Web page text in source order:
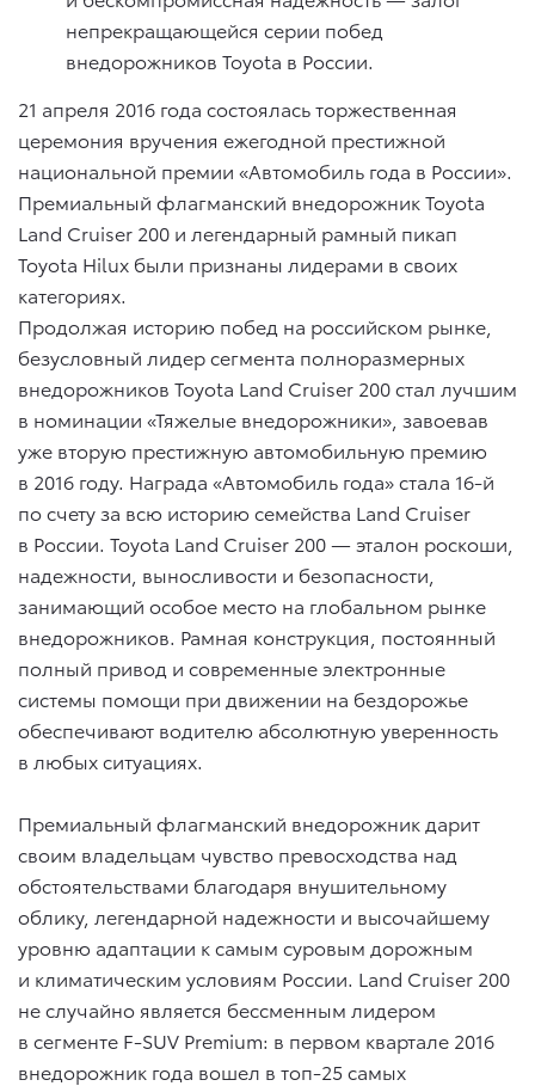
непрекращающейся серии побед
внедорожников Toyota в России.
21 апреля 2016 года состоялась торжественная
церемония вручения ежегодной престижной
национальной премии «Автомобиль года в России».
Премиальный флагманский внедорожник Toyota
Land Cruiser 200 и легендарный рамный пикап
Toyota Hilux были признаны лидерами в своих
категориях.
Продолжая историю побед на российском рынке,
безусловный лидер сегмента полноразмерных
внедорожников Toyota Land Cruiser 200 стал лучшим
в номинации «Тяжелые внедорожники», завоевав
уже вторую престижную автомобильную премию
в 2016 году. Награда «Автомобиль года» стала 16-й
по счету за всю историю семейства Land Cruiser
в России. Toyota Land Cruiser 200 — эталон роскоши,
надежности, выносливости и безопасности,
занимающий особое место на глобальном рынке
внедорожников. Рамная конструкция, постоянный
полный привод и современные электронные
системы помощи при движении на бездорожье
обеспечивают водителю абсолютную уверенность
в любых ситуациях.
Премиальный флагманский внедорожник дарит
своим владельцам чувство превосходства над
обстоятельствами благодаря внушительному
облику, легендарной надежности и высочайшему
уровню адаптации к самым суровым дорожным
и климатическим условиям России. Land Cruiser 200
не случайно является бессменным лидером
в сегменте F-SUV Premium: в первом квартале 2016
внедорожник года вошел в топ-25 самых